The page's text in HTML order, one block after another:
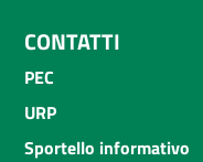
CONTATTI
PEC
URP
Sportello informativo